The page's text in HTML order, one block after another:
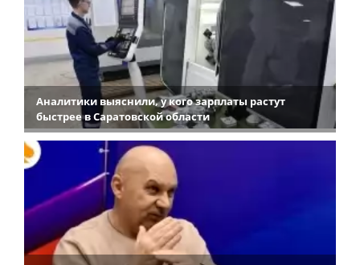
Аналитики выяснили, у кого зарплаты растут
быстрее в Саратовской области